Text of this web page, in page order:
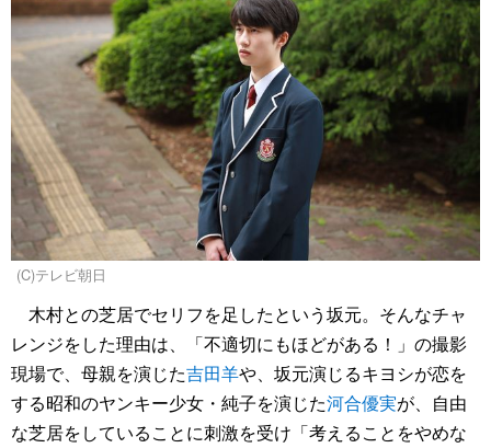
(C)テレビ朝日
木村との芝居でセリフを足したという坂元。そんなチャ
レンジをした理由は、「不適切にもほどがある！」の撮影
現場で、母親を演じた吉田羊や、坂元演じるキヨシが恋を
する昭和のヤンキー少女・純子を演じた河合優実が、自由
な芝居をしていることに刺激を受け「考えることをやめな